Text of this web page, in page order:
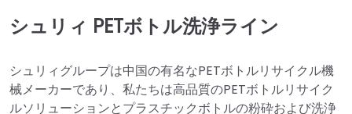
シュリィ PETボトル洗浄ライン
シュリィグループは中国の有名なPETボトルリサイクル機
械メーカーであり、私たちは高品質のPETボトルリサイク
ルソリューションとプラスチックボトルの粉砕および洗浄